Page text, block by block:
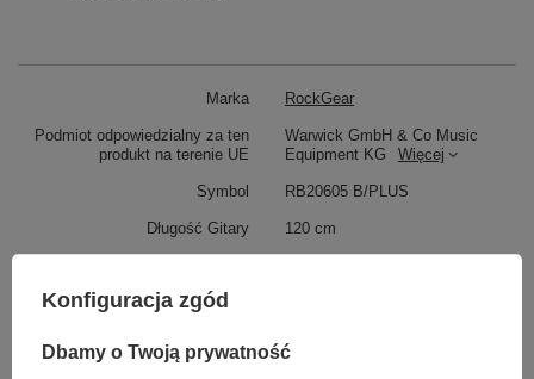
Marka RockGear
Podmiot odpowiedzialny za ten
produkt na terenie UE
Warwick GmbH & Co Music
Equipment KG
Więcej
Symbol RB20605 B/PLUS
Długość Gitary 120 cm
MARKA
gitara basowa
Konfiguracja zgód
Dbamy o Twoją prywatność